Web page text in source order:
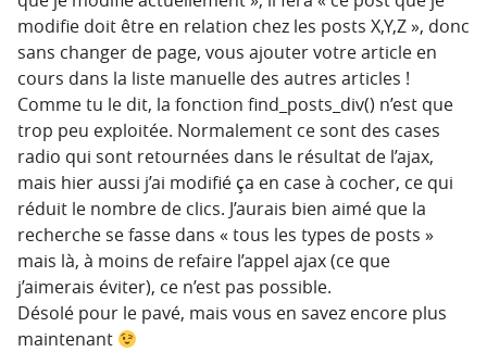
modifie doit être en relation chez les posts X,Y,Z », donc
sans changer de page, vous ajouter votre article en
cours dans la liste manuelle des autres articles !
Comme tu le dit, la fonction find_posts_div() n’est que
trop peu exploitée. Normalement ce sont des cases
radio qui sont retournées dans le résultat de l’ajax,
mais hier aussi j’ai modifié ça en case à cocher, ce qui
réduit le nombre de clics. J’aurais bien aimé que la
recherche se fasse dans « tous les types de posts »
mais là, à moins de refaire l’appel ajax (ce que
j’aimerais éviter), ce n’est pas possible.
Désolé pour le pavé, mais vous en savez encore plus
maintenant